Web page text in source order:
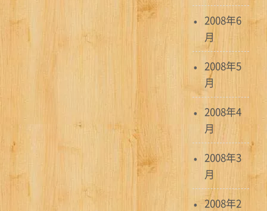
2008年6
月
2008年5
月
2008年4
月
2008年3
月
2008年2